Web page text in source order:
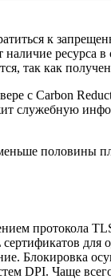
к
ресурса
так как
с Carbon
служебную
половины
протокола
Блокировка
DPI. Чаще